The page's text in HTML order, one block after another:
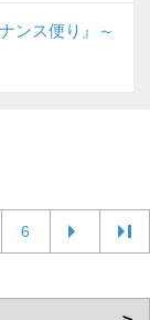
ンス便り』～
6